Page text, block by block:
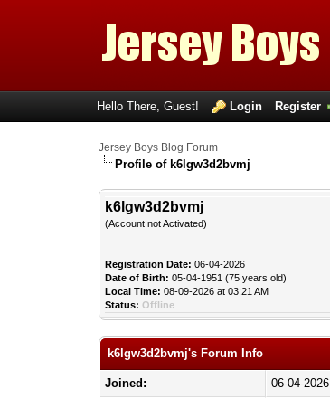
Hello There, Guest! Login Register
Jersey Boys Blog Forum
Profile of k6lgw3d2bvmj
k6lgw3d2bvmj
(Account not Activated)
Registration Date: 06-04-2026
Date of Birth: 05-04-1951 (75 years old)
Local Time: 08-09-2026 at 03:21 AM
Status: Offline
k6lgw3d2bvmj's Forum Info
Joined:
06-04-2026